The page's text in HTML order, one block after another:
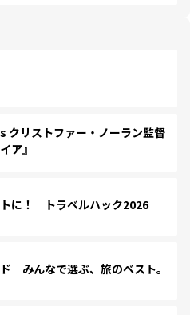
クリストファー・ノーラン監督
ア』
に！ トラベルハック2026
みんなで選ぶ、旅のベスト。